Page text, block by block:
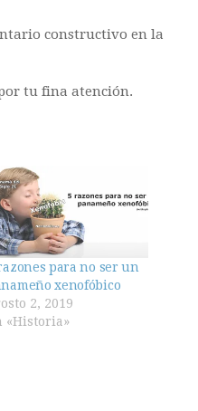
constructivo en la
tu fina atención.
para no ser un
xenofóbico
2, 2019
«Historia»